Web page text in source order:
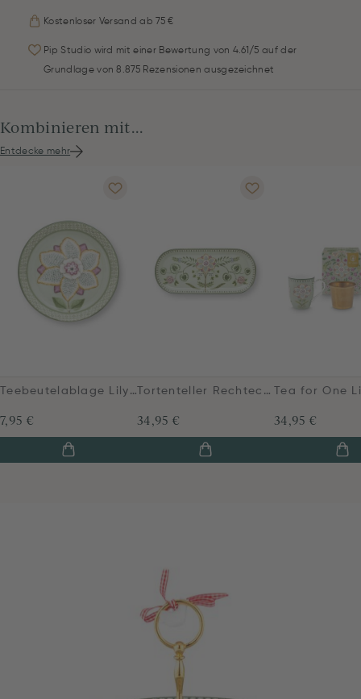
Kostenloser Versand ab 75 €
Pip Studio wird mit einer Bewertung von 4.61/5 auf der
Grundlage von 8.875 Rezensionen ausgezeichnet
Kombinieren mit...
Entdecke mehr
Teebeutelablage Lily&Lotus Hellgrün
7,95 €
Tortenteller Rechteckig Lily&Lotus Hellgrün
34,95 € 34,95 €